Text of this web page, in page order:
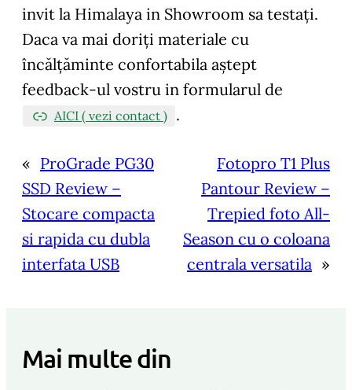
invit la Himalaya in Showroom sa testați.
Daca va mai doriți materiale cu
încălțăminte confortabila aștept
feedback-ul vostru in formularul de
AICI ( vezi contact ) .
« ProGrade PG30
SSD Review –
Stocare compacta
si rapida cu dubla
interfata USB
Fotopro T1 Plus
Pantour Review –
Trepied foto All-
Season cu o coloana
centrala versatila »
Mai multe din